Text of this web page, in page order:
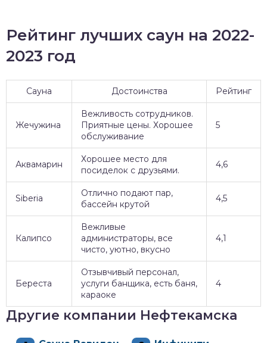
Рейтинг лучших саун на 2022-
2023 год
Сауна Достоинства Рейтинг
Жечужина
Вежливость сотрудников.
Приятные цены. Хорошее
обслуживание
5
Аквамарин
Хорошее место для
посиделок с друзьями.
4,6
Siberia
Отлично подают пар,
бассейн крутой
4,5
Калипсо
Вежливые
администраторы, все
чисто, уютно, вкусно
4,1
Береста
Отзывчивый персонал,
услуги банщика, есть баня,
караоке
4
Другие компании Нефтекамска